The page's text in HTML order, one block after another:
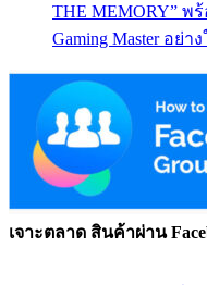
THE MEMORY”
Gaming Master อย่า
เจาะตลาด สินค้าผ่าน